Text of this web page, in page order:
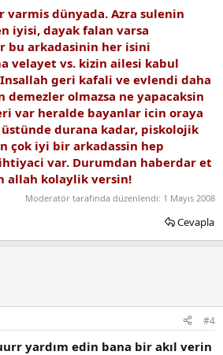
varmis dünyada. Azra sulenin
iyisi, dayak falan varsa
bu arkadasinin her isini
velayet vs. kizin ailesi kabul
geri kafali ve evlendi daha
olmazsa ne yapacaksin
var heralde bayanlar icin oraya
durana kadar, piskolojik
çok iyi bir arkadassin hep
var. Durumdan haberdar et
allah kolaylik versin!
Moderatör tarafında düzenlendi: 1 Mayıs 2008
Cevapla
#4
yardım edin bana bir akıl verin